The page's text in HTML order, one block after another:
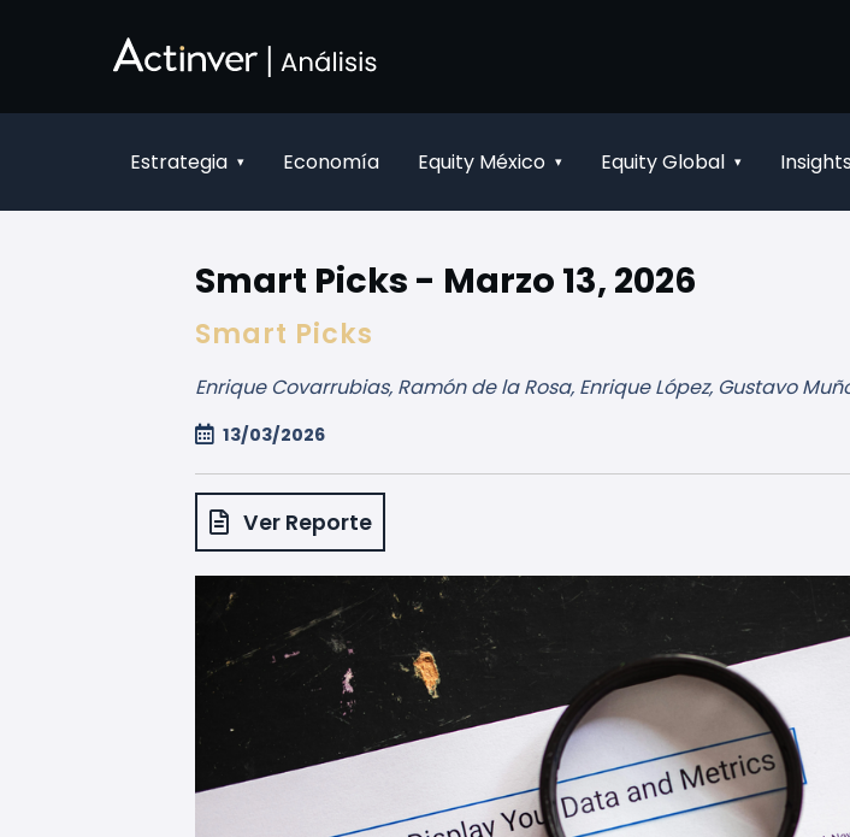
Estrategia ▾ Economía Equity México ▾ Equity Global ▾ Insights
Smart Picks - Marzo 13, 2026
Smart Picks
Enrique Covarrubias, Ramón de la Rosa, Enrique López, Gustavo
13/03/2026
Ver Reporte